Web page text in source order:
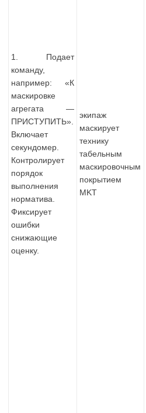
1. Подает
команду,
например: «К
маскировке
агрегата —
ПРИСТУПИТЬ».
Включает
секундомер.
Контролирует
порядок
выполнения
норматива.
Фиксирует
ошибки
снижающие
оценку.
экипаж
маскирует
технику
табельным
маскировочным
покрытием
MKT